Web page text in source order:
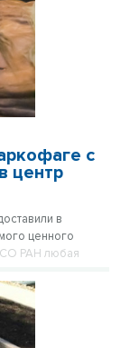
с
центр
в
ценного
СО РАН любая
сосед
месяцев
Новосибирска.
VN.RU за